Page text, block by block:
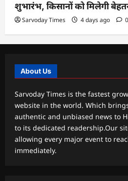
शुभारंभ, किसानों को मिलेगी
Sarvoday Times 4 days ago 0
About Us
Sarvoday Times is the fastest
website in the world. Which
authentic and unbiased news to
to its dedicated readership.Our
allowing every major event to
immediately.